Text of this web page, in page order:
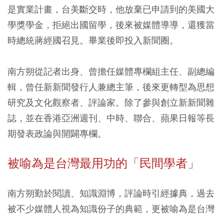
是實業計畫，台美斷交時，他放棄已申請到的美國大
學獎學金，拒絕出國留學，後來被媒體導導，還獲當
時總統蔣經國召見。畢業後即投入新聞圈。
南方朔從記者出身、曾擔任媒體專欄組主任、副總編
輯，曾任新新聞發行人兼總主筆，後來更轉型為思想
研究及文化觀察者、評論家。除了參與創立新新聞雜
誌，並在香港亞洲週刊、中時、聯合、蘋果日報等長
期發表政論與開闢專欄。
被喻為是台灣最用功的「民間學者」
南方朔勤於閱讀、知識淵博，評論時引經據典，過去
被不少媒體人視為知識份子的典範，更被喻為是台灣